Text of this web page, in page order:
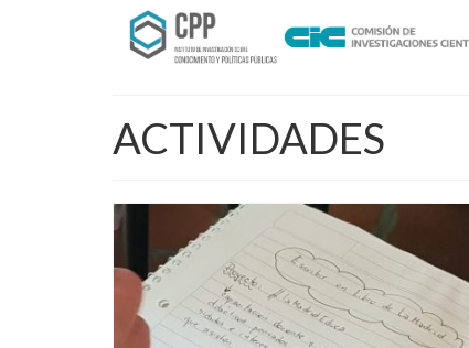
ACTIVIDADES